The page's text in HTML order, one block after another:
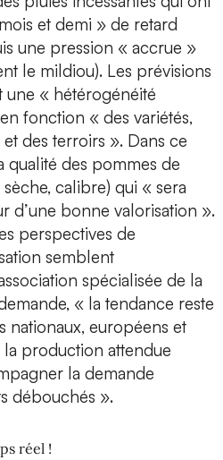
et demi » de retard
une pression « accrue »
le mildiou). Les prévisions
« hétérogénéité
fonction « des variétés,
des terroirs ». Dans ce
qualité des pommes de
calibre) qui « sera
d’une bonne valorisation ».
perspectives de
semblent
spécialisée de la
« la tendance reste
nationaux, européens et
production attendue
la demande
débouchés ».
réel !